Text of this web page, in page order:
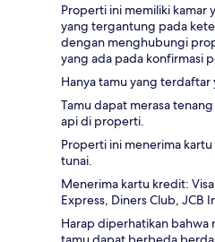
Properti ini memiliki
yang tergantung pada
dengan menghubungi
yang ada pada konfirmasi
Hanya tamu yang
Tamu dapat merasa
api di properti.
Properti ini menerima
tunai.
Menerima kartu kredit:
Express, Diners Club, JCB
Harap diperhatikan bahwa